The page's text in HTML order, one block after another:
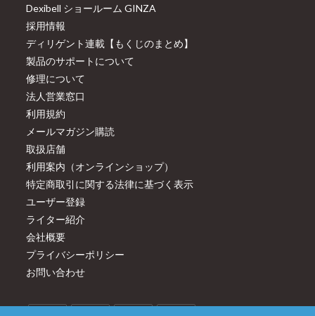
Dexibell ショールーム GINZA
採用情報
ディリゲント連載【もくじのまとめ】
製品のサポートについて
修理について
法人営業窓口
利用規約
メールマガジン購読
取扱店舗
利用案内（オンラインショップ）
特定商取引に関する法律に基づく表示
ユーザー登録
ライター紹介
会社概要
プライバシーポリシー
お問い合わせ